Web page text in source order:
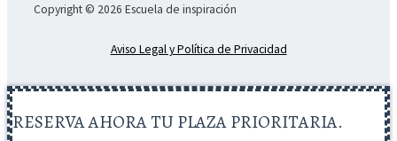
Copyright © 2026 Escuela de inspiración
Aviso Legal y Política de Privacidad
RESERVA AHORA TU PLAZA PRIORITARIA.